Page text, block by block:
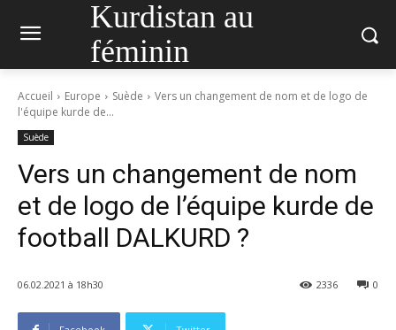
Kurdistan au
féminin
Accueil Europe Suède
Vers un changement de nom et de logo de
l'équipe kurde de...
Suède
Vers un changement de nom
et de logo de l’équipe kurde de
football DALKURD ?
06.02.2021 à 18h30 0
2336